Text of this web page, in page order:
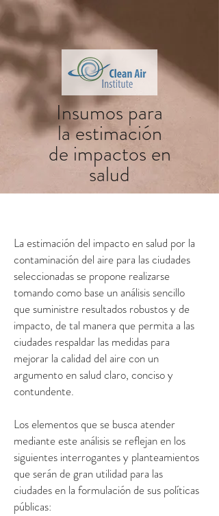
Insumos para
la estimación
de impactos en
salud
La estimación del impacto en salud por la
contaminación del aire para las ciudades
seleccionadas se propone realizarse
tomando como base un análisis sencillo
que suministre resultados robustos y de
impacto, de tal manera que permita a las
ciudades respaldar las medidas para
mejorar la calidad del aire con un
argumento en salud claro, conciso y
contundente.
Los elementos que se busca atender
mediante este análisis se reflejan en los
siguientes interrogantes y planteamientos
que serán de gran utilidad para las
ciudades en la formulación de sus políticas
públicas: